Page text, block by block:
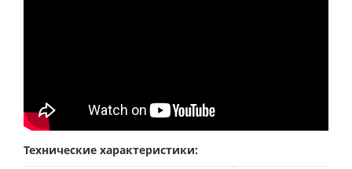
Технические характеристики: